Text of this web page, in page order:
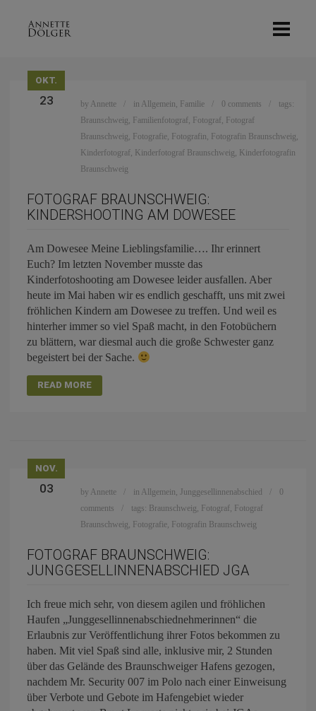
OKT.
23 by Annette in Allgemein, Familie 0 comments
tags:
Braunschweig, Familienfotograf, Fotograf, Fotograf
Braunschweig, Fotografie, Fotografin, Fotografin Braunschweig,
Kinderfotograf, Kinderfotograf Braunschweig, Kinderfotografin
Braunschweig
FOTOGRAF BRAUNSCHWEIG:
KINDERSHOOTING AM DOWESEE
Am Dowesee Meine Lieblingsfamilie…. Ihr erinnert
Euch? Im letzten November musste das
Kinderfotoshooting am Dowesee leider ausfallen. Aber
heute im Mai haben wir es endlich geschafft, uns mit zwei
fröhlichen Kindern am Dowesee zu treffen. Und weil es
hinterher immer so viel Spaß macht, in den Fotobüchern
zu blättern, war diesmal auch die große Schwester ganz
begeistert bei der Sache.
READ MORE
NOV.
03 by Annette in Allgemein, Junggesellinnenabschied
0
comments
tags: Braunschweig, Fotograf, Fotograf
Braunschweig, Fotografie, Fotografin Braunschweig
FOTOGRAF BRAUNSCHWEIG:
JUNGGESELLINNENABSCHIED JGA
Ich freue mich sehr, von diesem agilen und fröhlichen
Haufen „Junggesellinnenabschiednehmerinnen“ die
Erlaubnis zur Veröffentlichung ihrer Fotos bekommen zu
haben. Mit viel Spaß sind alle, inklusive mir, 2 Stunden
über das Gelände des Braunschweiger Hafens gezogen,
nachdem Mr. Security 007 im Polo nach einer Einweisung
über Verbote und Gebote im Hafengebiet wieder